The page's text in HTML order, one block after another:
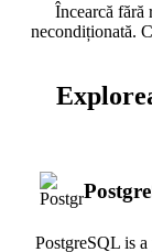
Încearcă fără
necondiționată.
PostgreSQL is